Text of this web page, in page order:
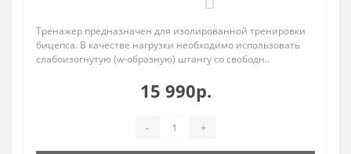
Тренажер предназначен для изолированной тренировки
бицепса. В качестве нагрузки необходимо использовать
слабоизогнутую (w-образную) штангу со свободн..
15 990р.
- +